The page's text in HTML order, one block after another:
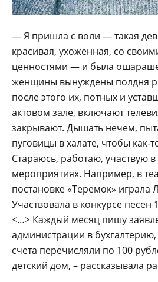
— Я пришла с воли — такая
красивая, ухоженная, со
ценностями — и была
женщины вынуждены полдня
после этого их, потных и
актовом зале, включают
закрывают. Дышать нечем,
пуговицы в халате, чтобы как-
Стараюсь, работаю, участвую
мероприятиях. Например, в
постановке «Теремок» играла
Участвовала в конкурсе песен
<…> Каждый месяц пишу
администрации в
счета перечисляли по 100
детский дом, – рассказывала